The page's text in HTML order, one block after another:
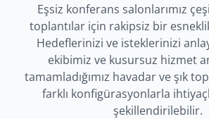
Eşsiz konferans salonlarımız
toplantılar için rakipsiz bir
Hedeflerinizi ve isteklerinizi
ekibimiz ve kusursuz hizmet
tamamladığımız havadar ve şık
farklı konfigürasyonlarla
şekillendirilebilir.